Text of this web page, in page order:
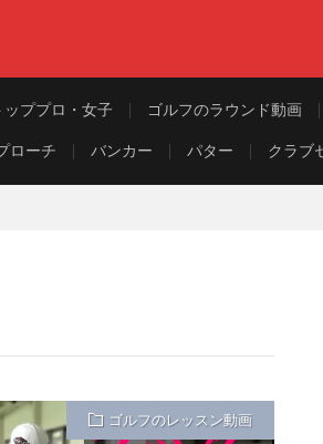
ッププロ・女子 ゴルフのラウンド動画
ローチ バンカー パター クラブ
ゴルフのレッスン動画